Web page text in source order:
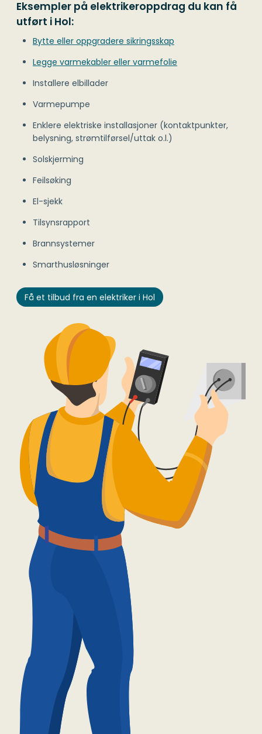
Eksempler på elektrikeroppdrag du kan få
utført i Hol:
Bytte eller oppgradere sikringsskap
Legge varmekabler eller varmefolie
Installere elbillader
Varmepumpe
Enklere elektriske installasjoner (kontaktpunkter,
belysning, strømtilførsel/uttak o.l.)
Solskjerming
Feilsøking
El-sjekk
Tilsynsrapport
Brannsystemer
Smarthusløsninger
Få et tilbud fra en elektriker i Hol